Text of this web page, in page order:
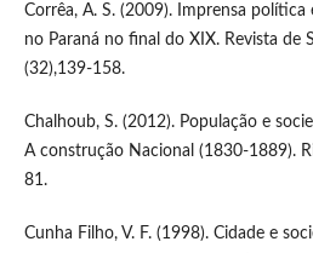
Corrêa, A. S. (2009). Imprensa
no Paraná no final do XIX. Revista de
(32),139-158.
Chalhoub, S. (2012). População e
A construção Nacional (1830-1889).
81.
Cunha Filho, V. F. (1998). Cidade e